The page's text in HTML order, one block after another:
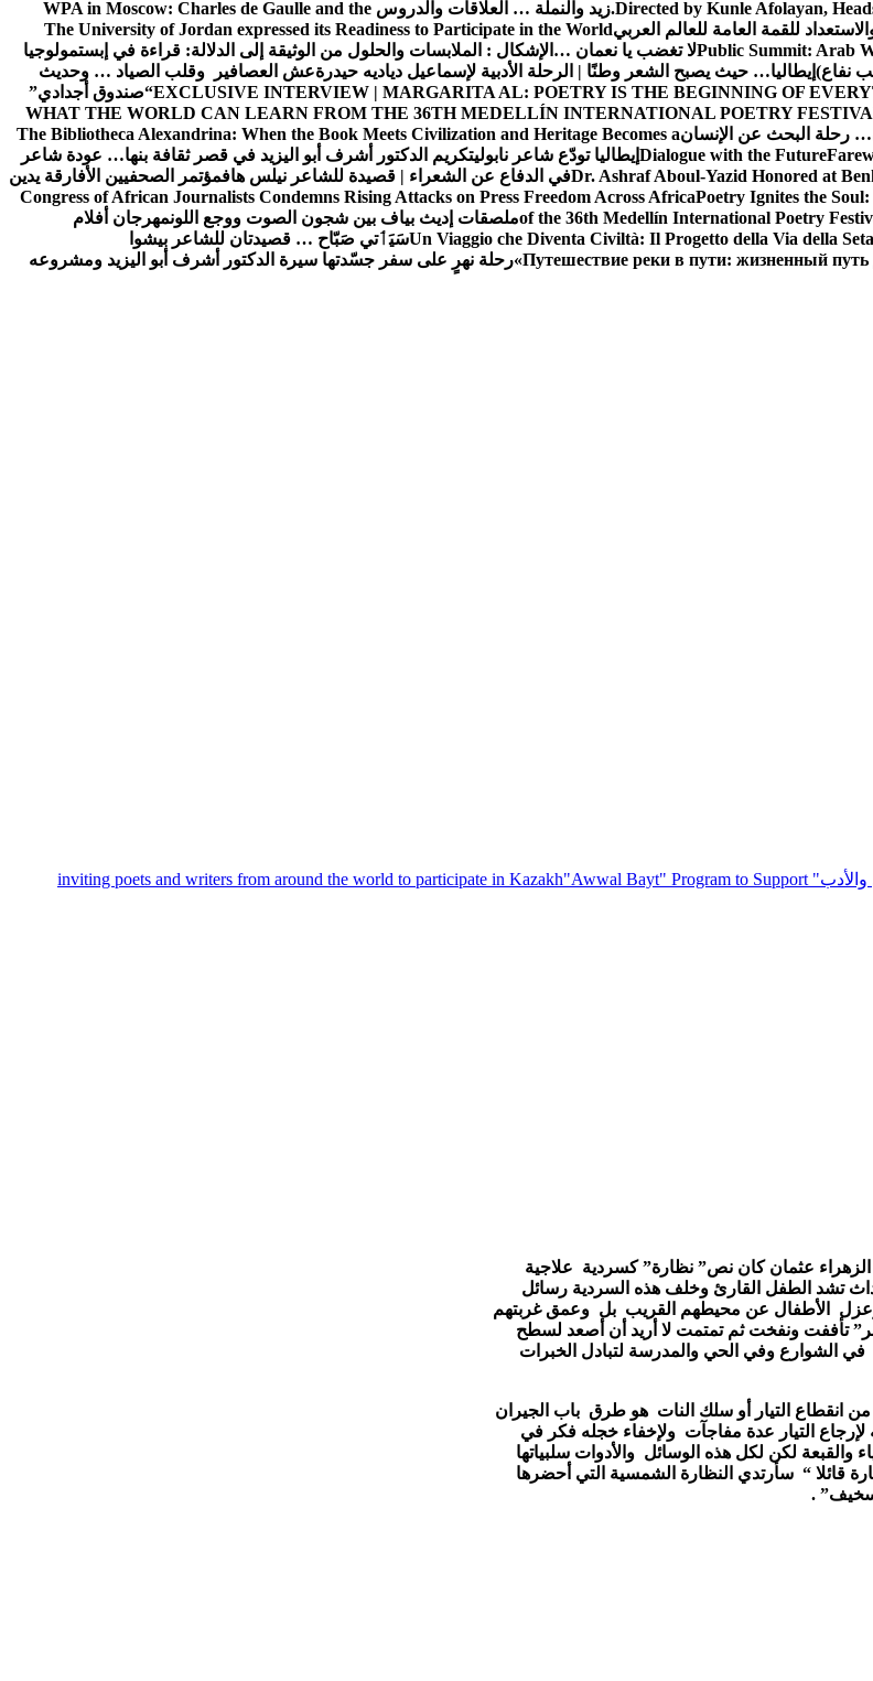
Directed by Kunle Afolayan, زيد والنملة … العلاقات والدروس WPA in Moscow: Charles de Gaulle and the
للقمة العامة للعالم العربيThe University of Jordan expressed its Readiness to Participate in the World
Public Summit: Arabلا تغضب يا نعمان …الإشكال : الملابسات والحلول من الوثيقة إلى الدلالة: قراءة في إبستمولوجيا
نفاع) إيطاليا… حيث يصبح الشعر وطنًا | الرحلة الأدبية لإسماعيل دياديه حيدرةعش العصافير وقلب الصياد … وحديث
EXCLUSIVE INTERVIEW | MARGARITA AL: POETRY IS THE BEGINNING OF“صندوق أجدادي”
WHAT THE WORLD CAN LEARN FROM THE 36TH MEDELLÍN INTERNATIONAL POETRY
رحلة البحث عن الإنسانThe Bibliotheca Alexandrina: When the Book Meets Civilization and Heritage Becomes a
Dialogue with the Future إيطاليا تودّع شاعر نابوليتكريم الدكتور أشرف أبو اليزيد في قصر ثقافة بنها… عودة شاعر
Dr. Ashraf Aboul-Yazid Honored atفي الدفاع عن الشعراء | قصيدة للشاعر نيلس هافمؤتمر الصحفيين الأفارقة يدين
Congress of African Journalists Condemns Rising Attacks on Press Freedom Across AfricaPoetry Ignites the
of the 36th Medellín International Poetryملصقات إديث بياف بين شجون الصوت ووجع اللونمهرجان أفلام
Un Viaggio che Diventa Civiltà: Il Progetto della Via dellaسَيَٲتي صَبّاح … قصيدتان للشاعر بيشوا
Путешествие реки в пути: жизненный رحلة نهرٍ على سفر جسّدتها سيرة الدكتور أشرف أبو اليزيد ومشروعه
والأدب" inviting poets and writers from around the world to participate in Kazakh
"Awwal Bayt" Program to Support
عثمان كان نص” نظارة”كسردية علاجية
تشد الطفل القارئ وخلف هذه السردية رسائل
الأطفال عن محيطهم القريب بل وعمق غربتهم
”تأففت ونفخت ثم تمتمت لا أريد أن أصعد لسطح
في الشوارع وفي الحي والمدرسة لتبادل الخبرات
انقطاع التيار أو سلك النات هو طرق باب الجيران
التيار عدة مفاجآت ولإخفاء خجله فكر في
والقبعة لكن لكل هذه الوسائل والأدوات سلبياتها
قائلا “ سأرتدي النظارة الشمسية التي أحضرها
سخيف” .